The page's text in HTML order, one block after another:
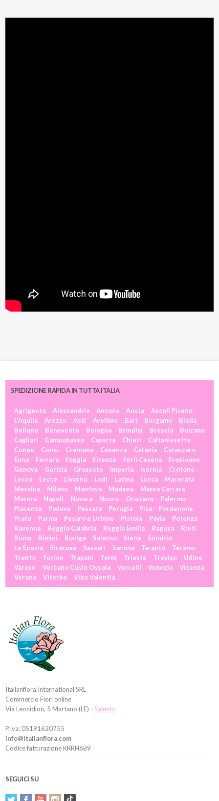
SPEDIZIONE RAPIDA IN TUTTA ITALIA
Agrigento Alessandria Ancona Aosta
Ascoli Piceno
L'Aquila
Arezzo Asti Avellino Bari Bergamo
Biella
Belluno
Benevento Bologna Brindisi Brescia
Bolzano
Cagliari
Campobasso Caserta Chieti
Caltanissetta
Cuneo
Como Cremona Cosenza Catania
Catanzaro
Enna
Ferrara Foggia Firenze Forlì Cesena
Frosinone
Genova
Gorizia Grosseto Imperia Isernia
Crotone
Lecco
Lecce Livorno Lodi Latina Lucca
Macerata
Messina
Milano Mantova Modena
Massa Carrara
Matera
Napoli Novara Nuoro Oristano
Palermo
Piacenza
Padova Pescara Perugia Pisa
Pordenone
Prato
Parma Pesaro e Urbino Pistoia Pavia
Potenza
Ravenna
Reggio Calabria Reggio Emilia Ragusa
Rieti
Roma
Rimini Rovigo Salerno Siena
Sondrio
La Spezia
Siracusa Sassari Savona Taranto
Teramo
Trento
Torino Trapani Terni Trieste Treviso
Udine
Varese
Verbano Cusio Ossola Vercelli Venezia
Vicenza
Verona
Viterbo Vibo Valentia
Italianflora International SRL
Commercio Fiori online
Via Leonidion, 5 Martano (LE) -Salento
P.Iva: 05191620755
info@italianflora.com
Codice fatturazione KRRH6B9
SEGUICI SU